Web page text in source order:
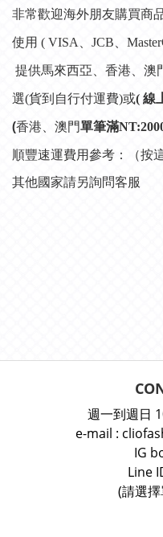
非常歡迎海外朋友購買商
使用 ( VISA、JCB、
提供馬來西亞、香港、澳
選(貨到自行付運費)或( 線
(香港、澳門單筆滿
順豐速運費用參考：
（按
其他國家請另詢問客服
週一到週日
e-mail :
IG
Line
(請選